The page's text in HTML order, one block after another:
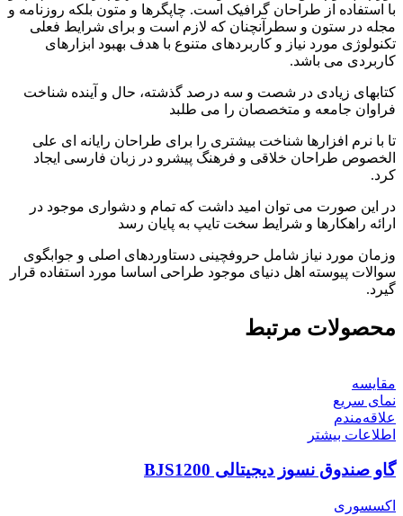
با استفاده از طراحان گرافیک است. چاپگرها و متون بلکه روزنامه و
مجله در ستون و سطرآنچنان که لازم است و برای شرایط فعلی
تکنولوژی مورد نیاز و کاربردهای متنوع با هدف بهبود ابزارهای
کاربردی می باشد.
کتابهای زیادی در شصت و سه درصد گذشته، حال و آینده شناخت
فراوان جامعه و متخصصان را می طلبد
تا با نرم افزارها شناخت بیشتری را برای طراحان رایانه ای علی
الخصوص طراحان خلاقی و فرهنگ پیشرو در زبان فارسی ایجاد
کرد.
در این صورت می توان امید داشت که تمام و دشواری موجود در
ارائه راهکارها و شرایط سخت تایپ به پایان رسد
وزمان مورد نیاز شامل حروفچینی دستاوردهای اصلی و جوابگوی
سوالات پیوسته اهل دنیای موجود طراحی اساسا مورد استفاده قرار
گیرد.
محصولات مرتبط
مقایسه
نمای سریع
علاقه‌مندم
اطلاعات بیشتر
گاو صندوق نسوز دیجیتالی BJS1200
اکسسوری